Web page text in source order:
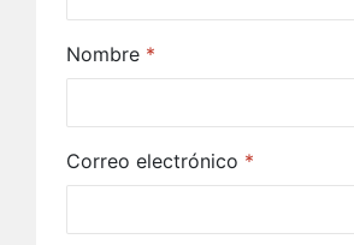
Nombre *
Correo electrónico *